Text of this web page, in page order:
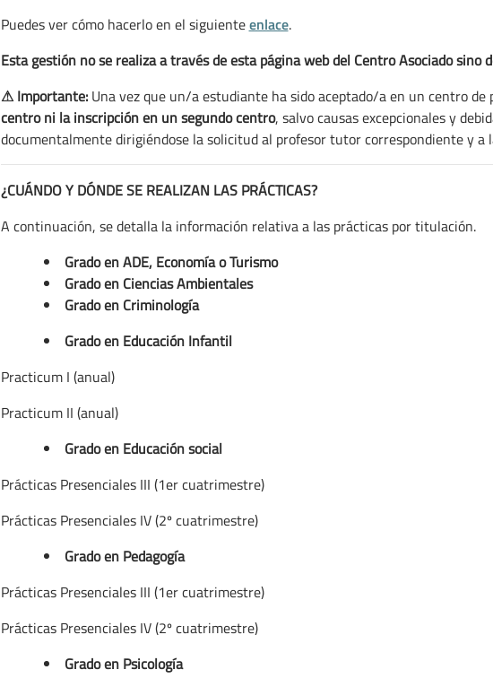
Puedes ver cómo hacerlo en el siguienteenlace.
Esta gestión no se realiza a través de esta página web del Centro Asociado sino
⚠ Importante:Una vez que un/a estudiante ha sido aceptado/a en un centro de
centro ni la inscripción en un segundo centro, salvo causas excepcionales y
documentalmente dirigiéndose la solicitud al profesor tutor correspondiente y a
¿CUÁNDO Y DÓNDE SE REALIZAN LAS PRÁCTICAS?
A continuación, se detalla la información relativa a las prácticas por titulación.
Grado en ADE, Economía o Turismo
Grado en Ciencias Ambientales
Grado en Criminología
Grado en Educación Infantil
Practicum I (anual)
Practicum II (anual)
Grado en Educación social
Prácticas Presenciales III (1er cuatrimestre)
Prácticas Presenciales IV (2º cuatrimestre)
Grado en Pedagogía
Prácticas Presenciales III (1er cuatrimestre)
Prácticas Presenciales IV (2º cuatrimestre)
Grado en Psicología